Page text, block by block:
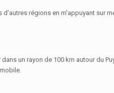
régions en m’appuyant
un rayon de 100 km autour du